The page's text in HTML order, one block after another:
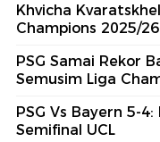
Khvicha
Champions 2025/26
PSG Samai Rekor
Semusim Liga
PSG Vs Bayern 5-
Semifinal UCL